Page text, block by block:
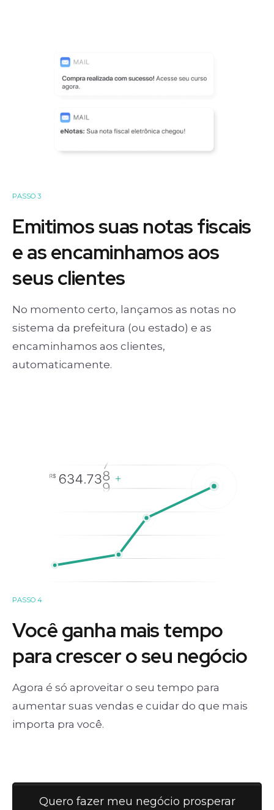
PASSO 3
Emitimos suas notas fiscais
e as encaminhamos aos
seus clientes
No momento certo, lançamos as notas no
sistema da prefeitura (ou estado) e as
encaminhamos aos clientes,
automaticamente.
PASSO 4
Você ganha mais tempo
para crescer o seu negócio
Agora é só aproveitar o seu tempo para
aumentar suas vendas e cuidar do que mais
importa pra você.
Quero fazer meu negócio prosperar